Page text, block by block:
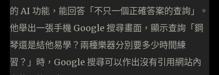
的 AI 功能，能回答「不只一個正確答案的查詢」。
他舉出一張手機 Google 搜尋畫面，顯示查詢「鋼
琴還是結他易學？兩種樂器分別要多少時間練
習？」時，Google 搜尋可以作出沒有引用網站內